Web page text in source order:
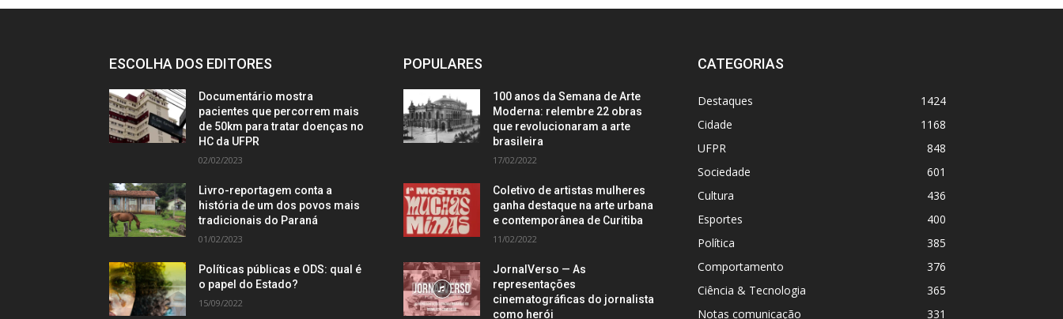
ESCOLHA DOS EDITORES
Documentário mostra
pacientes que percorrem mais
de 50km para tratar doenças no
HC da UFPR
02/02/2023
Livro-reportagem conta a
história de um dos povos mais
tradicionais do Paraná
01/02/2023
Políticas públicas e ODS: qual é
o papel do Estado?
15/09/2022
POPULARES
100 anos da Semana de Arte
Moderna: relembre 22 obras
que revolucionaram a arte
brasileira
17/02/2022
Coletivo de artistas mulheres
ganha destaque na arte urbana
e contemporânea de Curitiba
11/02/2022
JornalVerso — As
representações
cinematográficas do jornalista
como herói
CATEGORIAS
Destaques
1424
Cidade
1168
UFPR
848
Sociedade
601
Cultura
436
Esportes
400
Política
385
Comportamento
376
Ciência & Tecnologia
365
Notas comunicação
331